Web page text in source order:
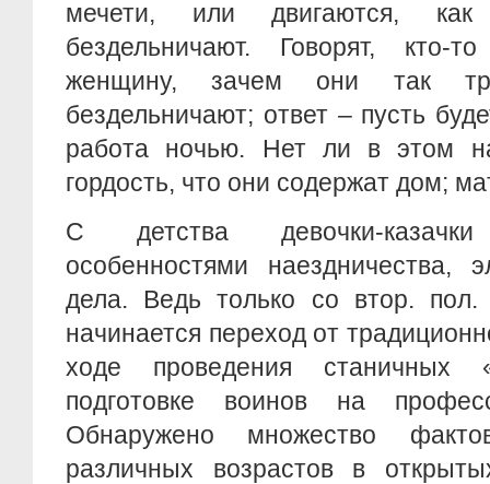
мечети, или двигаются,
бездельничают. Говорят, кто-
женщину, зачем они так
бездельничают; ответ – пусть
работа ночью. Нет ли в этом
гордость, что они содержат дом;
С детства девочки-
особенностями наездничества,
дела. Ведь только со втор. пол.
начинается переход от
ходе проведения станичных
подготовке воинов на
Обнаружено множество
различных возрастов в